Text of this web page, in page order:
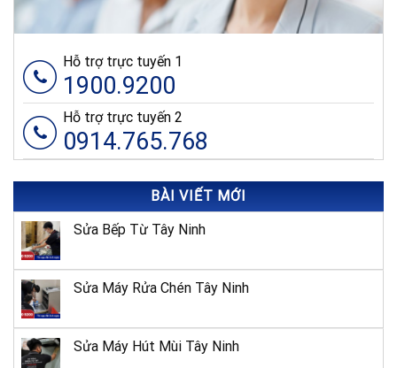
Hỗ trợ trực tuyến 1
1900.9200
Hỗ trợ trực tuyến 2
0914.765.768
BÀI VIẾT MỚI
Sửa Bếp Từ Tây Ninh
Sửa Máy Rửa Chén Tây Ninh
Sửa Máy Hút Mùi Tây Ninh